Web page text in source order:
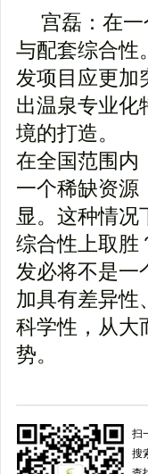
宫磊：在
与配套综合性
发项目应更加
出温泉专业化
境的打造。
在全国范围内
一个稀缺资源
显。这种情况
综合性上取胜
发必将不是一
加具有差异性
科学性，从大
势。
扫
搜